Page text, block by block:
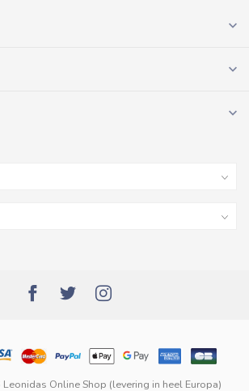
Online Shop (levering in heel Europa)